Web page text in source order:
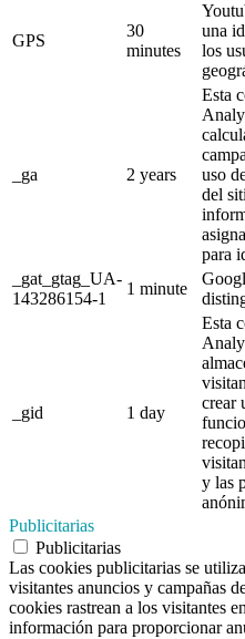
GPS
30
minutes
una
los
_ga 2 years
Esta
uso
del
para
_gat_gtag_UA-
143286154-1
1 minute
_gid 1 day
Esta
crear
y las
Publicitarias
Publicitarias
Las cookies publicitarias se
visitantes anuncios y campañas
cookies rastrean a los visitantes
información para proporcionar